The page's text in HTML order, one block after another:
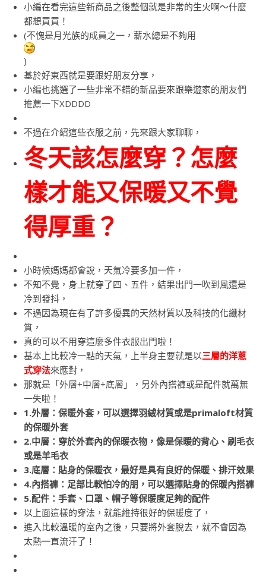
小編在看完這些新商品之後整個就是非常的生火啊～什麼
都想買買！
(不愧是月光族的成員之一，薪水總是不夠用
)
基於好東西就是要跟好朋友分享，
小編也挑選了一些非常不錯的新品要來跟樂遊家的朋友們
推薦一下XDDDD
不過在介紹這些衣服之前，先來跟大家聊聊，
冬天該怎麼穿？怎麼
樣才能又保暖又不覺
得厚重？
小時候媽媽都會說，天氣冷要多加一件，
不知不覺，身上就穿了四、五件，結果出門一吹到風還是
冷到發抖，
不過因為現在有了許多優異的天然材質以及科技的化纖材
質，
真的可以不用穿這麼多件衣服出門啦！
基本上比較冷一點的天氣，上半身主要就是以三層的洋蔥
式穿法來應對，
那就是「外層+中層+底層」，另外內搭褲或是配件就萬無
一失啦！
1.外層：保暖外套，可以選擇羽絨材質或是primaloft材質
的保暖外套
2.中層：穿於外套內的保暖衣物，像是保暖的背心、刷毛衣
或是羊毛衣
3.底層：貼身的保暖衣，最好是具有良好的保暖、排汗效果
4.內搭褲：足部比較怕冷的朋，可以選擇貼身的保暖內搭褲
5.配件：手套、口罩、帽子等保暖度足夠的配件
以上面這樣的穿法，就能維持很好的保暖度了，
進入比較溫暖的室內之後，只要將外套脫去，就不會因為
太熱一直流汗了！